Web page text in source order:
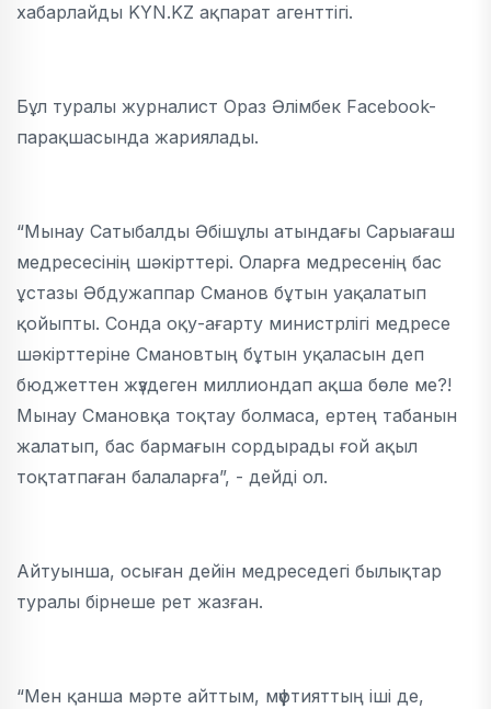
хабарлайды KYN.KZ ақпарат агенттігі.
Бұл туралы журналист Ораз Әлімбек Facebook-
парақшасында жариялады.
“Мынау Сатыбалды Әбішұлы атындағы Сарыағаш
медресесінің шәкірттері. Оларға медресенің бас
ұстазы Әбдужаппар Сманов бұтын уақалатып
қойыпты. Сонда оқу-ағарту министрлігі медресе
шәкірттеріне Смановтың бұтын уқаласын деп
бюджеттен жүздеген миллиондап ақша бөле ме?!
Мынау Смановқа тоқтау болмаса, ертең табанын
жалатып, бас бармағын сордырады ғой ақыл
тоқтатпаған балаларға”, - дейді ол.
Айтуынша, осыған дейін медреседегі былықтар
туралы бірнеше рет жазған.
“Мен қанша мәрте айттым, мүфтияттың іші де,